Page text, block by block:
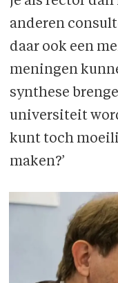
anderen
daar ook een
meningen
synthese
universiteit
kunt toch
maken?’